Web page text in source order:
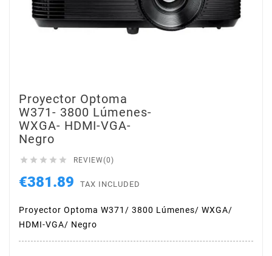
Proyector Optoma
W371- 3800 Lúmenes-
WXGA- HDMI-VGA-
Negro
     REVIEW(0)
€381.89 TAX INCLUDED
Proyector Optoma W371/ 3800 Lúmenes/ WXGA/
HDMI-VGA/ Negro